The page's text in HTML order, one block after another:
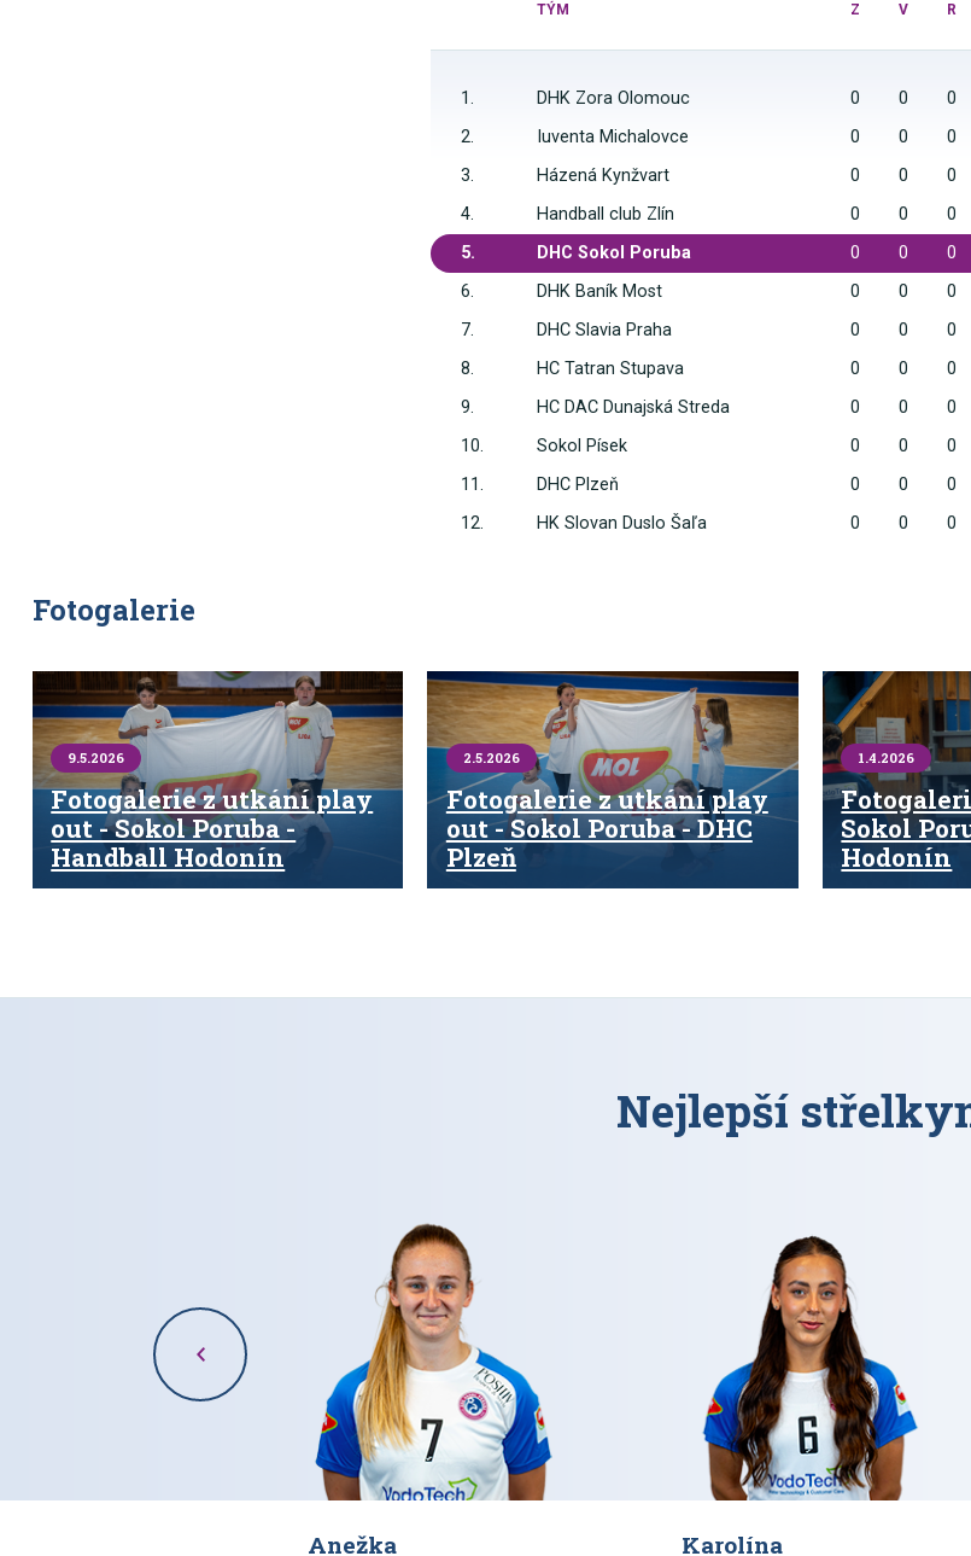
TÝM Z V R
1. DHK Zora Olomouc 0 0 0
2.
Iuventa Michalovce 0 0 0
3.
Házená Kynžvart 0 0 0
4.
Handball club Zlín 0 0 0
5.
DHC Sokol Poruba 0 0 0
6.
DHK Baník Most 0 0 0
7.
DHC Slavia Praha 0 0 0
8.
HC Tatran Stupava 0 0 0
9.
HC DAC Dunajská Streda 0 0 0
10.
Sokol Písek 0 0 0
11.
DHC Plzeň 0 0 0
12.
HK Slovan Duslo Šaľa 0 0 0
Fotogalerie
9.5.2026
Fotogalerie z utkání play
out - Sokol Poruba -
Handball Hodonín
2.5.2026
Fotogalerie z utkání play
out - Sokol Poruba - DHC
Plzeň
1.4.2026
Sokol
Hodonín
Nejlepší
Anežka Karolína